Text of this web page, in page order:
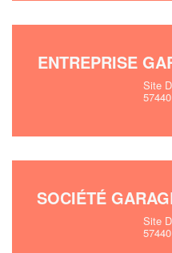
ENTREPRISE
Site
SOCIÉTÉ
Site